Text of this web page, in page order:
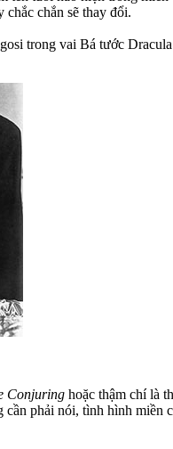
chắn sẽ thay đổi.
trong vai Bá tước
Conjuring hoặc thậm chí là
phải nói, tình hình miền